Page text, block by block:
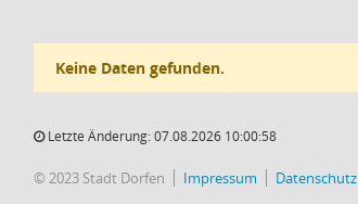
Keine Daten gefunden.
Letzte Änderung: 07.08.2026 10:00:58
© 2023 Stadt Dorfen Impressum Datenschutz